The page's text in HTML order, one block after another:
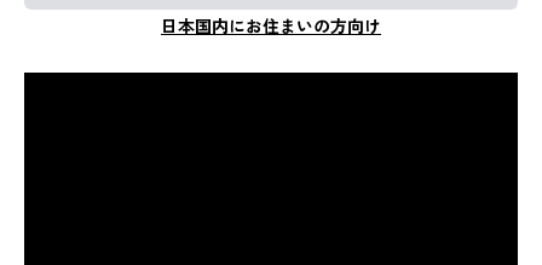
日本国内にお住まいの方向け